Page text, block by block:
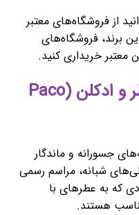
از فروشگاه‌های معتبر
برند، فروشگاه‌های
معتبر خریداری کنید.
مناسبت‌های استفاده عطر و ادکلن (Paco
جسورانه و ماندگار
شبانه، مراسم رسمی
که به عطرهای با
هستند.